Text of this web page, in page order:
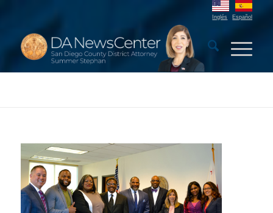
Inglés Español